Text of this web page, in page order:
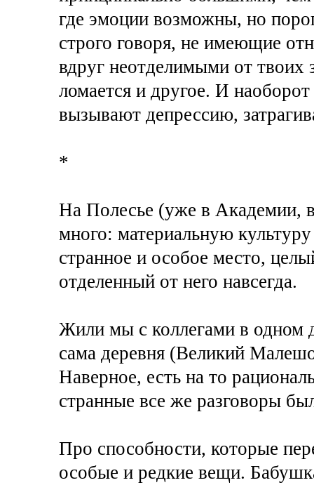
где эмоции возможны, но
строго говоря, не имеющие
вдруг неотделимыми от
ломается и другое. И
вызывают депрессию,
*
На Полесье (уже в Академии,
много: материальную
странное и особое место,
отделенный от него навсегда.
Жили мы с коллегами в одном
сама деревня (Великий
Наверное, есть на то
странные все же разговоры
Про способности, которые
особые и редкие вещи.